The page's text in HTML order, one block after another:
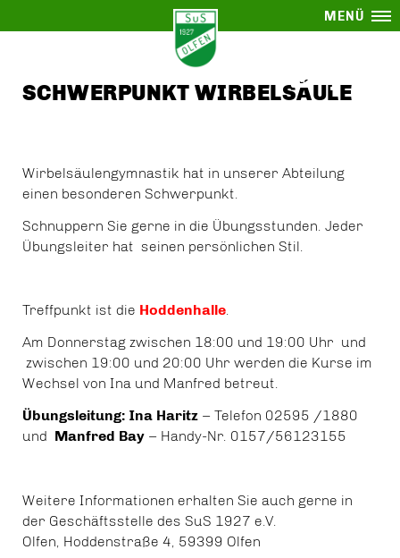
MENÜ
SCHWERPUNKT WIRBELSÄULE
Wirbelsäulengymnastik hat in unserer Abteilung
einen besonderen Schwerpunkt.
Schnuppern Sie gerne in die Übungsstunden. Jeder
Übungsleiter hat seinen persönlichen Stil.
Treffpunkt ist die Hoddenhalle.
Am Donnerstag zwischen 18:00 und 19:00 Uhr und
zwischen 19:00 und 20:00 Uhr werden die Kurse im
Wechsel von Ina und Manfred betreut.
Übungsleitung: Ina Haritz – Telefon 02595 /1880
und Manfred Bay – Handy-Nr. 0157/56123155
Weitere Informationen erhalten Sie auch gerne in
der Geschäftsstelle des SuS 1927 e.V.
Olfen, Hoddenstraße 4, 59399 Olfen